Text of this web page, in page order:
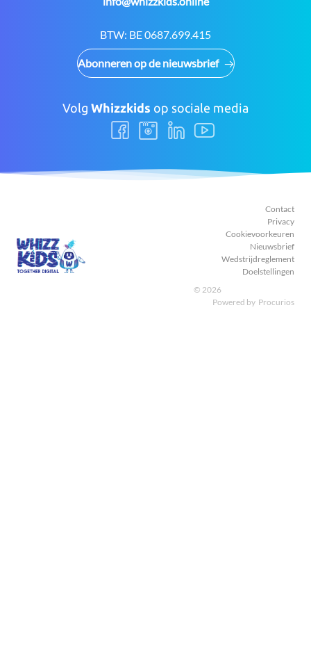
BTW: BE 0687.699.415
Abonneren op de nieuwsbrief
Volg Whizzkids op sociale media
Volg
ons
Volg
ons
Volg
ons
Volg
ons
Contact
Privacy
Cookievoorkeuren
Nieuwsbrief
Wedstrijdreglement
Doelstellingen
© 2026
Powered by Procurios